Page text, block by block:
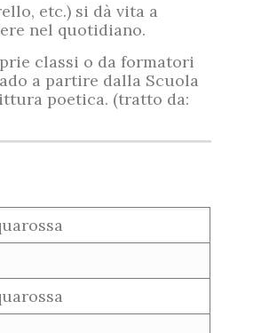
etc.) si dà vita a
nel quotidiano.
classi o da formatori
a partire dalla Scuola
poetica. (tratto da: